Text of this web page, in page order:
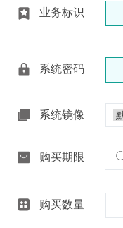
业务标识
系统密码
系统镜像
购买期限
购买数量